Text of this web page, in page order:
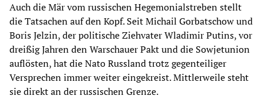
Auch die Mär vom russischen Hegemonialstreben stellt
die Tatsachen auf den Kopf. Seit Michail Gorbatschow und
Boris Jelzin, der politische Ziehvater Wladimir Putins, vor
dreißig Jahren den Warschauer Pakt und die Sowjetunion
auflösten, hat die Nato Russland trotz gegenteiliger
Versprechen immer weiter eingekreist. Mittlerweile steht
sie direkt an der russischen Grenze.